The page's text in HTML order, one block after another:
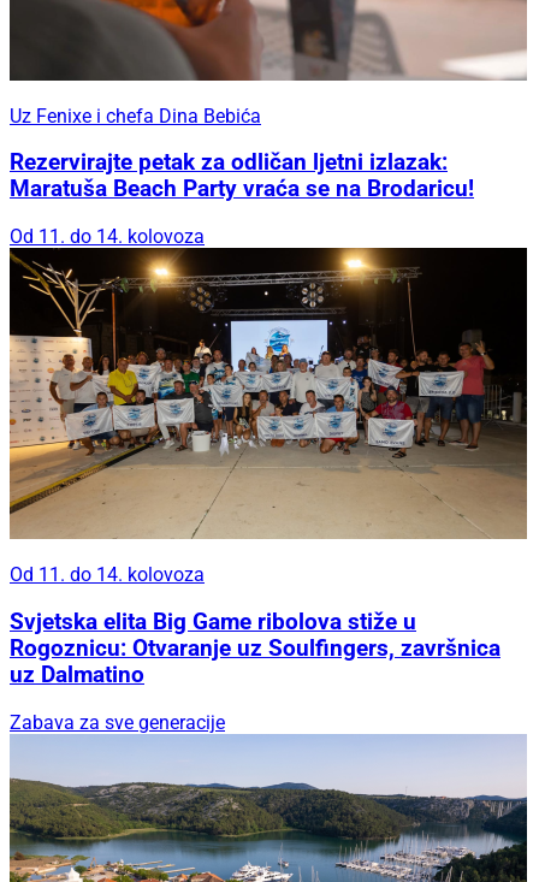
Uz Fenixe i chefa Dina Bebića
Rezervirajte petak za odličan ljetni izlazak:
Maratuša Beach Party vraća se na Brodaricu!
Od 11. do 14. kolovoza
Od 11. do 14. kolovoza
Svjetska elita Big Game ribolova stiže u
Rogoznicu: Otvaranje uz Soulfingers, završnica
uz Dalmatino
Zabava za sve generacije